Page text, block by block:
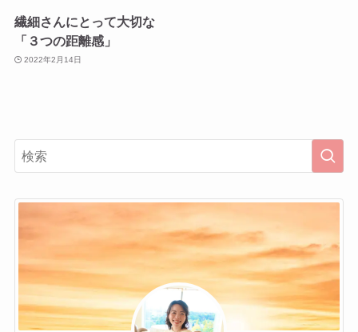
繊細さんにとって大切な
「３つの距離感」
2022年2月14日